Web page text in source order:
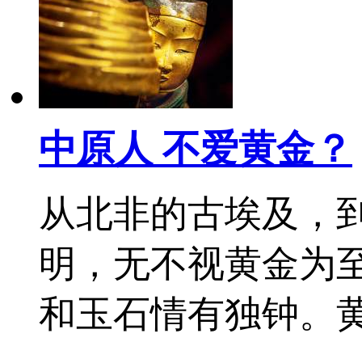
中原人 不爱黄金？
从北非的古埃及，
明，无不视黄金为
和玉石情有独钟。